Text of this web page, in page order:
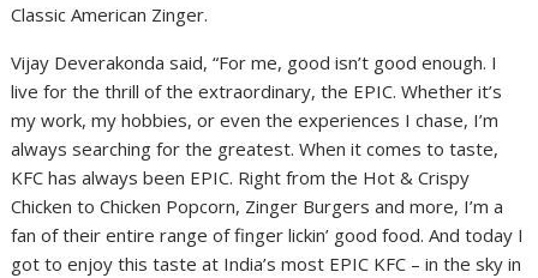
Classic American Zinger.
Vijay Deverakonda said, “For me, good isn’t good enough. I
live for the thrill of the extraordinary, the EPIC. Whether it’s
my work, my hobbies, or even the experiences I chase, I’m
always searching for the greatest. When it comes to taste,
KFC has always been EPIC. Right from the Hot & Crispy
Chicken to Chicken Popcorn, Zinger Burgers and more, I’m a
fan of their entire range of finger lickin’ good food. And today I
got to enjoy this taste at India’s most EPIC KFC – in the sky in